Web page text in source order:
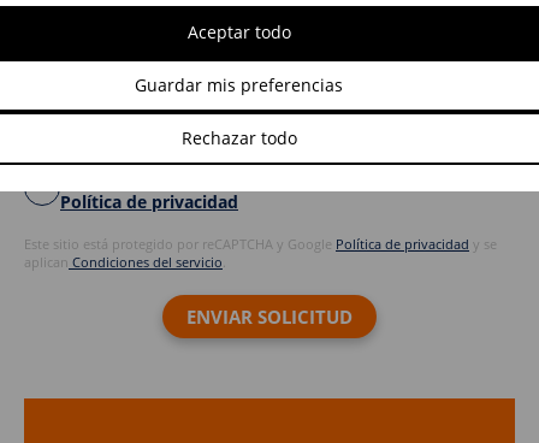
Rechazar todo
Guardar mis preferencias
Aceptar todo
Política de privacidad
Este sitio está protegido por reCAPTCHA y Google Política de privacidad y se
aplican Condiciones del servicio.